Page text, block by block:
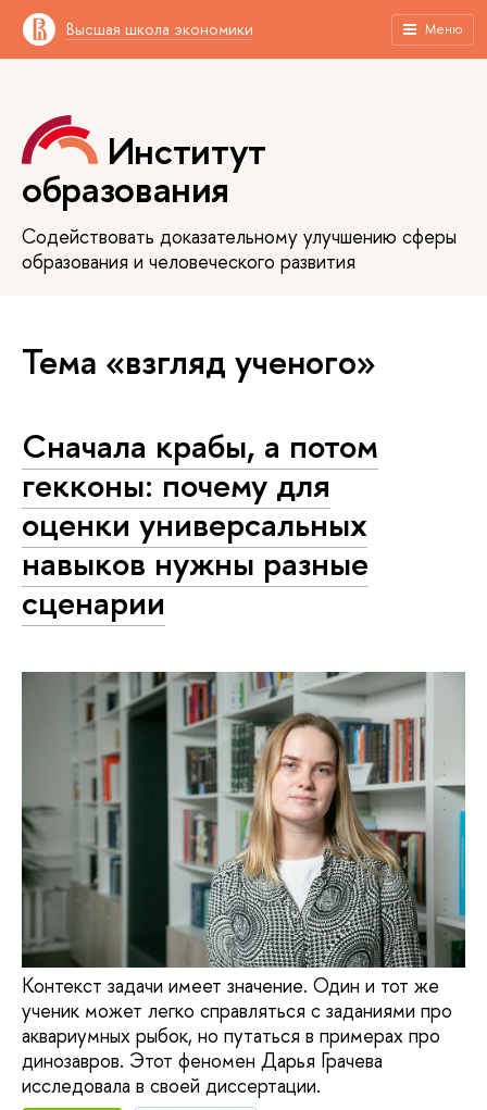
Высшая школа экономики Меню
Институт
образования
Содействовать доказательному улучшению сферы
образования и человеческого развития
Тема «взгляд ученого»
Сначала крабы, а потом
гекконы: почему для
оценки универсальных
навыков нужны разные
сценарии
Контекст задачи имеет значение. Один и тот же
ученик может легко справляться с заданиями про
аквариумных рыбок, но путаться в примерах про
динозавров. Этот феномен Дарья Грачева
исследовала в своей диссертации.